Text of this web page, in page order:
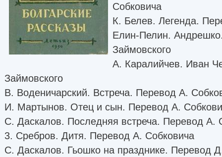
Собковича
К. Белев. Легенда.
Елин-Пелин.
Займовского
A. Каралийчев. Иван
Займовского
B. Воденичарский. Встреча. Перевод А.
И. Мартынов. Отец и сын. Перевод А.
C. Даскалов. Последняя встреча. Перевод А.
3. Сребров. Дитя. Перевод А. Собковича
С. Даскалов. Гьошко на празднике. Перевод